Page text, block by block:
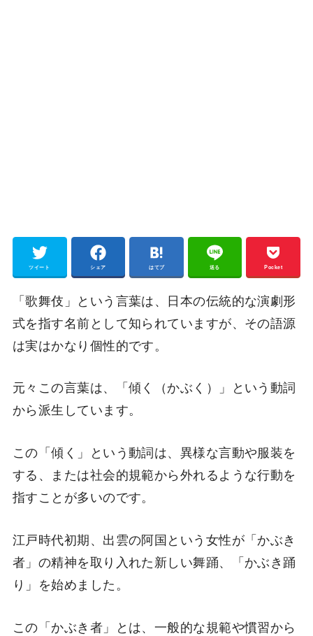
ツイート シェア はてブ 送る Pocket
「歌舞伎」という言葉は、日本の伝統的な演劇形
式を指す名前として知られていますが、その語源
は実はかなり個性的です。
元々この言葉は、「傾く（かぶく）」という動詞
から派生しています。
この「傾く」という動詞は、異様な言動や服装を
する、または社会的規範から外れるような行動を
指すことが多いのです。
江戸時代初期、出雲の阿国という女性が「かぶき
者」の精神を取り入れた新しい舞踊、「かぶき踊
り」を始めました。
この「かぶき者」とは、一般的な規範や慣習から